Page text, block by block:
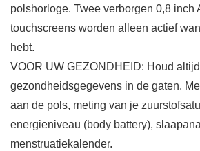
polshorloge. Twee verborgen 0,8 inch
touchscreens worden alleen actief
hebt.
VOOR UW GEZONDHEID: Houd
gezondheidsgegevens in de gaten.
aan de pols, meting van je
energieniveau (body battery),
menstruatiekalender.